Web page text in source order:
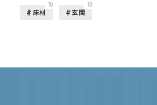
床材
19
玄関
18